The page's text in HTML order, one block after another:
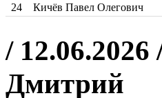
24
Кичёв Павел Олегович
/
Дмитрий